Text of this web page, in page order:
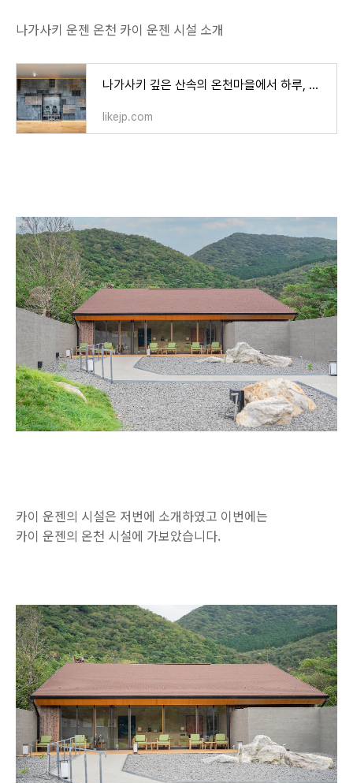
나가사키 운젠 온천 카이 운젠 시설 소개
나가사키 깊은 산속의 온천마을에서 하루, 호시노 리조트 카이 운젠
likejp.com
카이 운젠의 시설은 저번에 소개하였고 이번에는
카이 운젠의 온천 시설에 가보았습니다.